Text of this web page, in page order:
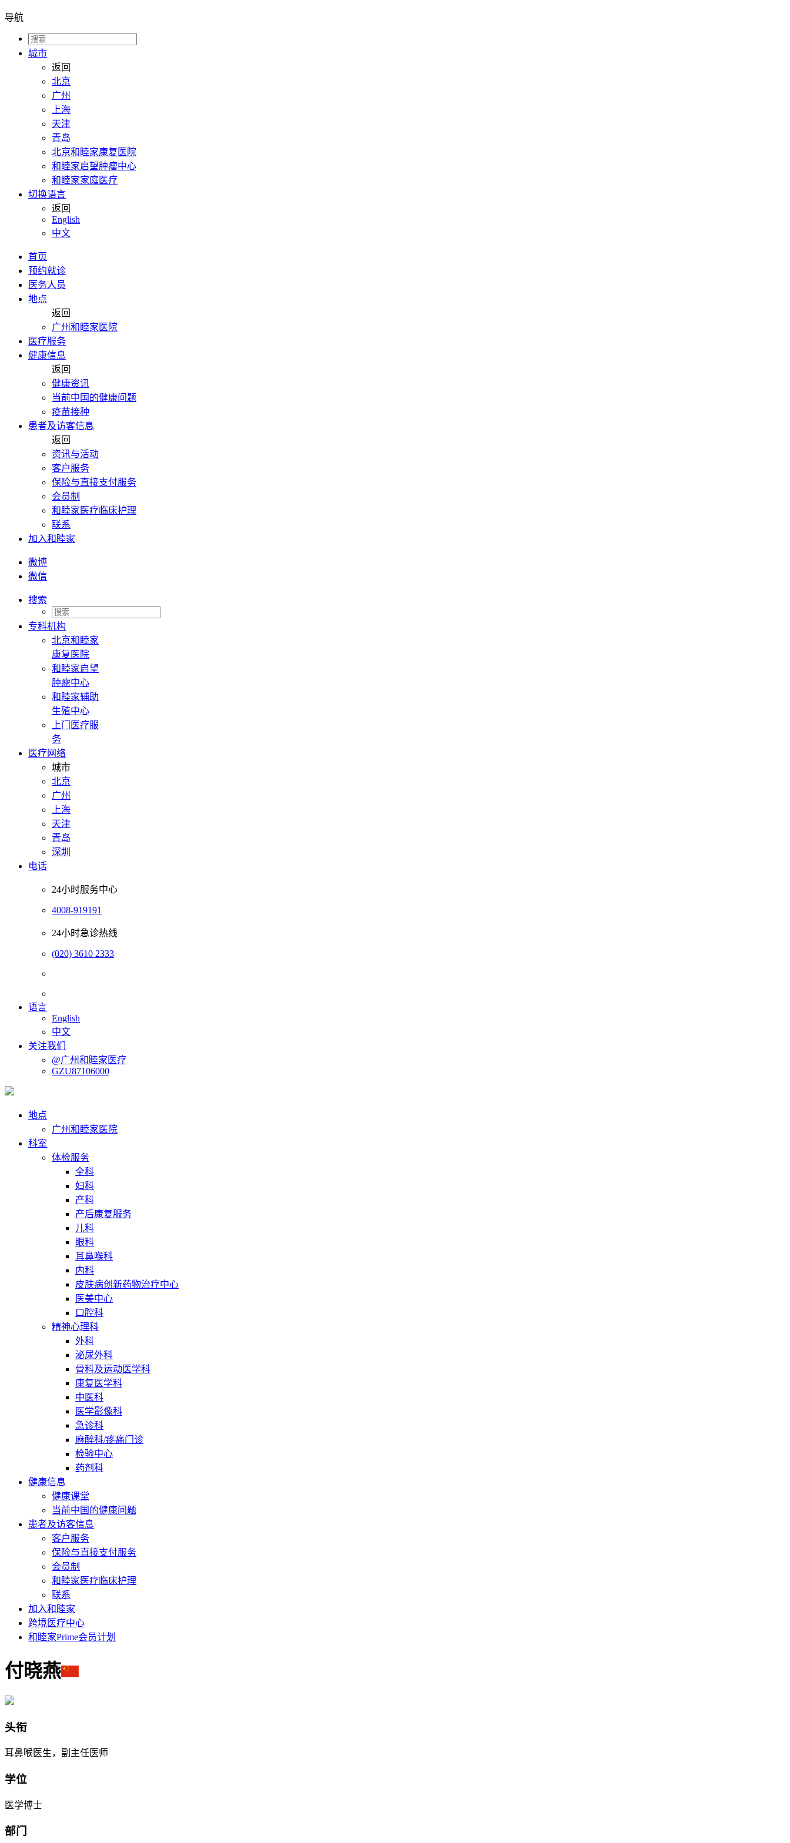
导航
城市
返回
北京
广州
上海
天津
青岛
北京和睦家康复医院
和睦家启望肿瘤中心
和睦家家庭医疗
切换语言
返回
English
中文
首页
预约就诊
医务人员
地点
返回
广州和睦家医院
医疗服务
健康信息
返回
健康资讯
当前中国的健康问题
疫苗接种
患者及访客信息
返回
资讯与活动
客户服务
保险与直接支付服务
会员制
和睦家医疗临床护理
联系
加入和睦家
微博
微信
搜索
专科机构
北京和睦家
康复医院
和睦家启望
肿瘤中心
和睦家辅助
生殖中心
上门医疗服
务
医疗网络
城市
北京
广州
上海
天津
青岛
深圳
电话
24小时服务中心
4008-919191
24小时急诊热线
(020) 3610 2333
语言
English
中文
关注我们
@广州和睦家医疗
GZU87106000
地点
广州和睦家医院
科室
体检服务
全科
妇科
产科
产后康复服务
儿科
眼科
耳鼻喉科
内科
皮肤病创新药物治疗中心
医美中心
口腔科
精神心理科
外科
泌尿外科
骨科及运动医学科
康复医学科
中医科
医学影像科
急诊科
麻醉科/疼痛门诊
检验中心
药剂科
健康信息
健康课堂
当前中国的健康问题
患者及访客信息
客户服务
保险与直接支付服务
会员制
和睦家医疗临床护理
联系
加入和睦家
跨境医疗中心
和睦家Prime会员计划
付晓燕
头衔
耳鼻喉医生，副主任医师
学位
医学博士
部门